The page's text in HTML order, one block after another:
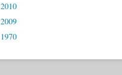
2010
2009
1970